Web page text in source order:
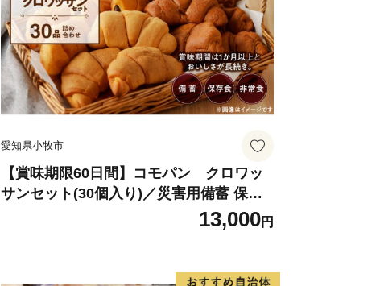
愛知県小牧市
【賞味期限60日間】コモパン クロワッ
サンセット(30個入り)／災害用備蓄 保存
13,000円